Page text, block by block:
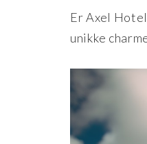
Er Axel
unikke